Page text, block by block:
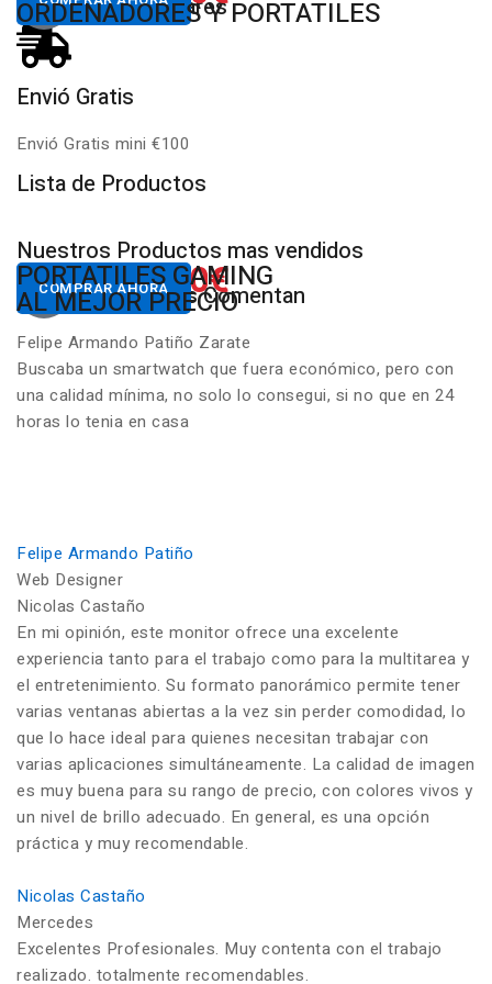
MULTIMARCA
ORDENADORES Y PORTATILES
Productos Populares
Envió Gratis
Envió Gratis mini €100
Lista de Productos
Nuestros Productos mas vendidos
Desde650.00€
COMPRAR AHORA
NUESTROS PC
GAMING RGB
Desde822.00€
COMPRAR AHORA
PORTATILES GAMING
AL MEJOR PRECIO
Nuestros Clientes Comentan
Felipe Armando Patiño Zarate
Buscaba un smartwatch que fuera económico, pero con
una calidad mínima, no solo lo consegui, si no que en 24
horas lo tenia en casa
Felipe Armando Patiño
Web Designer
Nicolas Castaño
En mi opinión, este monitor ofrece una excelente
experiencia tanto para el trabajo como para la multitarea y
el entretenimiento. Su formato panorámico permite tener
varias ventanas abiertas a la vez sin perder comodidad, lo
que lo hace ideal para quienes necesitan trabajar con
varias aplicaciones simultáneamente. La calidad de imagen
es muy buena para su rango de precio, con colores vivos y
un nivel de brillo adecuado. En general, es una opción
práctica y muy recomendable.
Nicolas Castaño
Mercedes
Excelentes Profesionales. Muy contenta con el trabajo
realizado. totalmente recomendables.